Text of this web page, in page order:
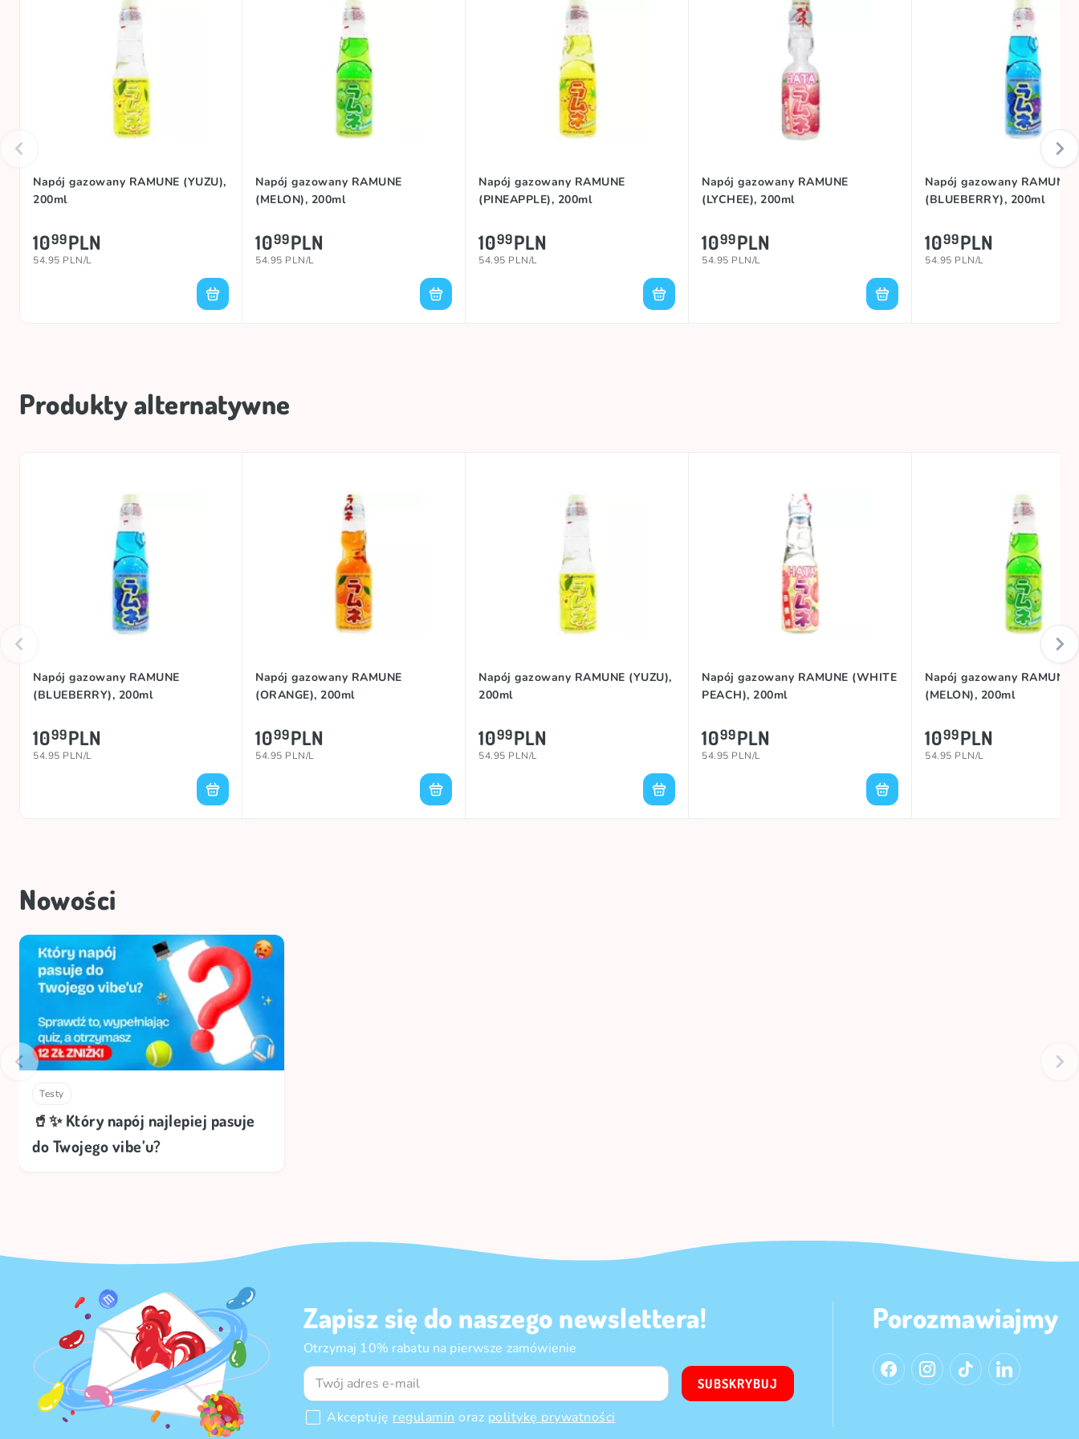
Napój gazowany RAMUNE (YUZU),
200ml
1099PLN
54.95 PLN/L
Napój gazowany RAMUNE
(MELON), 200ml
1099PLN
54.95 PLN/L
Napój gazowany RAMUNE
(PINEAPPLE), 200ml
1099PLN
54.95 PLN/L
Napój gazowany RAMUNE
(LYCHEE), 200ml
1099PLN
54.95 PLN/L
Napój gazowany RAMUNE
(BLUEBERRY), 200ml
1099PLN
54.95 PLN/L
Produkty alternatywne
Napój gazowany RAMUNE
(BLUEBERRY), 200ml
1099PLN
54.95 PLN/L
Napój gazowany RAMUNE
(ORANGE), 200ml
1099PLN
54.95 PLN/L
Napój gazowany RAMUNE (YUZU),
200ml
1099PLN
54.95 PLN/L
Napój gazowany RAMUNE (WHITE
PEACH), 200ml
1099PLN
54.95 PLN/L
Napój gazowany RAMUNE
(MELON), 200ml
1099PLN
54.95 PLN/L
Nowości
Testy
🥤✨ Który napój najlepiej pasuje
do Twojego vibe’u?
Zapisz się do naszego newslettera!
Otrzymaj 10% rabatu na pierwsze zamówienie
Akceptuję regulamin oraz politykę prywatności
SUBSKRYBUJ
Porozmawiajmy